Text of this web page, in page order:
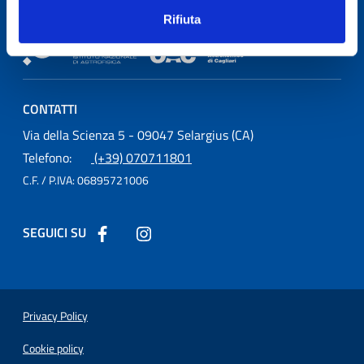
Rifiuta
Osservatorio Astronomico Cagliari
CONTATTI
Osservatorio Astronomico Cagliari
Via della Scienza 5 - 09047 Selargius (CA)
Telefono:
(+39) 070711801
C.F. / P.IVA:06895721006
SEGUICI SU Seguici su Facebook
Sezione Link Utili
Privacy Policy
Cookie policy